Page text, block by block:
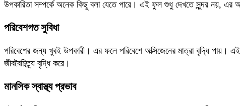
উপকারিতা সম্পর্কে অনেক কিছু বলা যেতে পারে। এই ফুল শুধু দেখতে সুন্দর নয়, এর
পরিবেশগত সুবিধা
পরিবেশের জন্য খুবই উপকারী। এর ফলে পরিবেশে অক্সিজেনের মাত্রা বৃদ্ধি পায়।
জীববৈচিত্র্য বৃদ্ধি করে।
মানসিক স্বাস্থ্য প্রভাব